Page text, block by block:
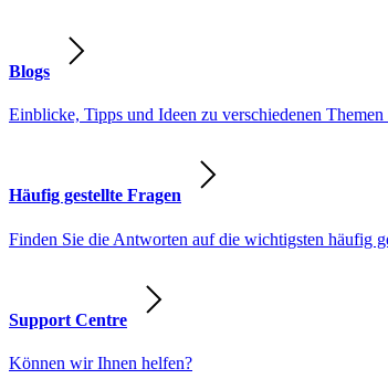
Blogs
Einblicke, Tipps und Ideen zu verschiedenen
Häufig gestellte Fragen
Finden Sie die Antworten auf die wichtigsten häufig
Support Centre
Können wir Ihnen helfen?